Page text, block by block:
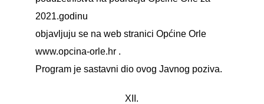
2021.godinu
objavljuju se na web stranici Općine Orle
www.opcina-orle.hr.
Program je sastavni dio ovog Javnog poziva.
XII.